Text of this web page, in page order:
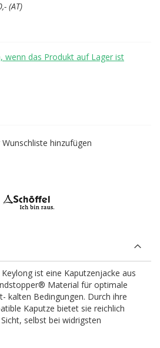
(AT)
wenn das Produkt auf Lager ist
Wunschliste hinzufügen
ist eine Kaputzenjacke aus
Material für optimale
kalten Bedingungen. Durch ihre
Kaputze bietet sie reichlich
selbst bei widrigsten